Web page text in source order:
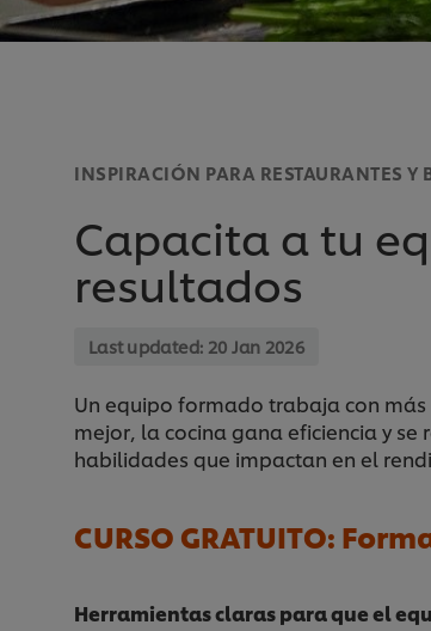
INSPIRACIÓN PARA RESTAURANTES Y
Capacita a tu
resultados
Last updated: 20 Jan 2026
Un equipo formado trabaja con
mejor, la cocina gana eficiencia y
habilidades que impactan en el
CURSO GRATUITO:
Herramientas claras para que el